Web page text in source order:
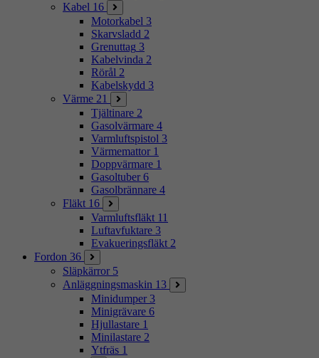
Kabel 16
Motorkabel 3
Skarvsladd 2
Grenuttag 3
Kabelvinda 2
Rörål 2
Kabelskydd 3
Värme 21
Tjältinare 2
Gasolvärmare 4
Varmluftspistol 3
Värmemattor 1
Doppvärmare 1
Gasoltuber 6
Gasolbrännare 4
Fläkt 16
Varmluftsfläkt 11
Luftavfuktare 3
Evakueringsfläkt 2
Fordon 36
Släpkärror 5
Anläggningsmaskin 13
Minidumper 3
Minigrävare 6
Hjullastare 1
Minilastare 2
Ytfräs 1